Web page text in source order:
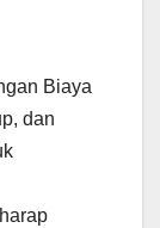
Biaya
dan